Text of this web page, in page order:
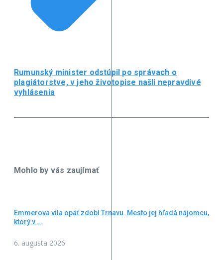
Rumunský minister odstúpil po správach o
plagiátorstve, v jeho životopise našli nepravdivé
vyhlásenia
Mohlo by vás zaujímať
Emmerova vila opäť zdobí Trnavu. Mesto jej hľadá nájomcu,
ktorý v ...
6. augusta 2026